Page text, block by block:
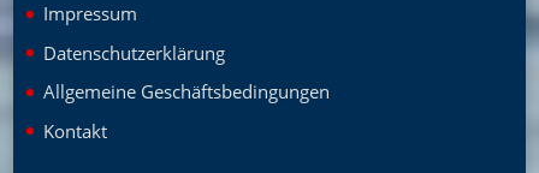
Impressum
Datenschutzerklärung
Allgemeine Geschäftsbedingungen
Kontakt